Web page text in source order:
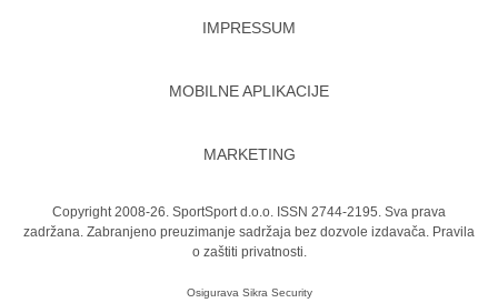
IMPRESSUM
MOBILNE APLIKACIJE
MARKETING
Copyright 2008-26. SportSport d.o.o. ISSN 2744-2195. Sva prava
zadržana. Zabranjeno preuzimanje sadržaja bez dozvole izdavača. Pravila
o zaštiti privatnosti.
Osigurava Sikra Security